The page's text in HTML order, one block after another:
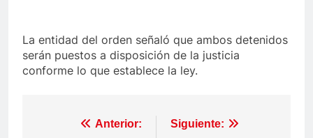
La entidad del orden señaló que ambos detenidos
serán puestos a disposición de la justicia
conforme lo que establece la ley.
Navegación
Anterior: Siguiente: